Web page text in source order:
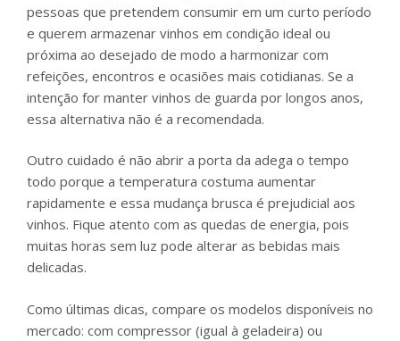
pessoas que pretendem consumir em um curto período
e querem armazenar vinhos em condição ideal ou
próxima ao desejado de modo a harmonizar com
refeições, encontros e ocasiões mais cotidianas. Se a
intenção for manter vinhos de guarda por longos anos,
essa alternativa não é a recomendada.
Outro cuidado é não abrir a porta da adega o tempo
todo porque a temperatura costuma aumentar
rapidamente e essa mudança brusca é prejudicial aos
vinhos. Fique atento com as quedas de energia, pois
muitas horas sem luz pode alterar as bebidas mais
delicadas.
Como últimas dicas, compare os modelos disponíveis no
mercado: com compressor (igual à geladeira) ou